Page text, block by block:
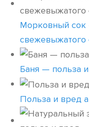
Морковный сок
свежевыжатого
Баня — польза
Польза и вред